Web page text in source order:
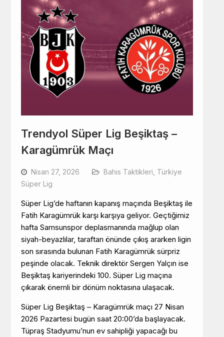
Trendyol Süper Lig Beşiktaş –
Karagümrük Maçı
Nisan 27, 2026 Bahis Taktikleri Türkiye
Süper Lig
Süper Lig’de haftanın kapanış maçında Beşiktaş ile
Fatih Karagümrük karşı karşıya geliyor. Geçtiğimiz
hafta Samsunspor deplasmanında mağlup olan
siyah-beyazlılar, taraftarı önünde çıkış ararken ligin
son sırasında bulunan Fatih Karagümrük sürpriz
peşinde olacak. Teknik direktör Sergen Yalçın ise
Beşiktaş kariyerindeki 100. Süper Lig maçına
çıkarak önemli bir dönüm noktasına ulaşacak.
Süper Lig Beşiktaş – Karagümrük maçı 27 Nisan
2026 Pazartesi bugün saat 20:00’da başlayacak.
Tüpraş Stadyumu’nun ev sahipliği yapacağı bu